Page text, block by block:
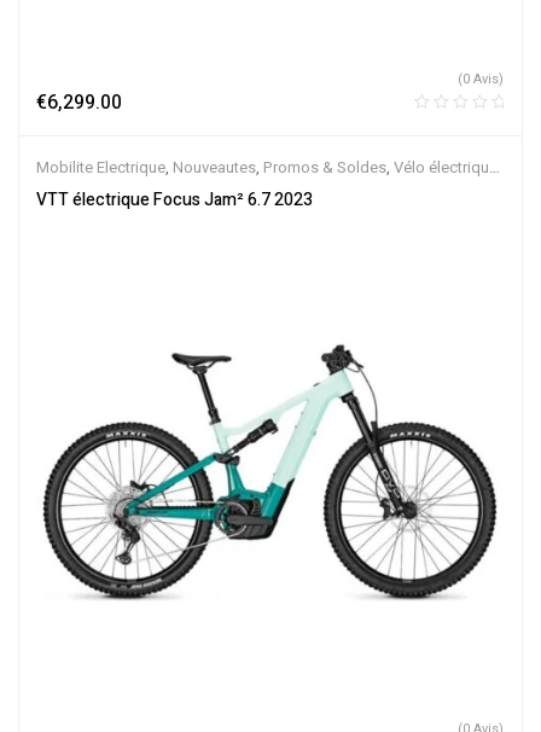
€6,299.00
(0 Avis)
Mobilite Electrique, Nouveautes, Promos & Soldes, Vélo électrique
ville,Velos Electriques,VTT Électriques
VTT électrique Focus Jam² 6.7 2023